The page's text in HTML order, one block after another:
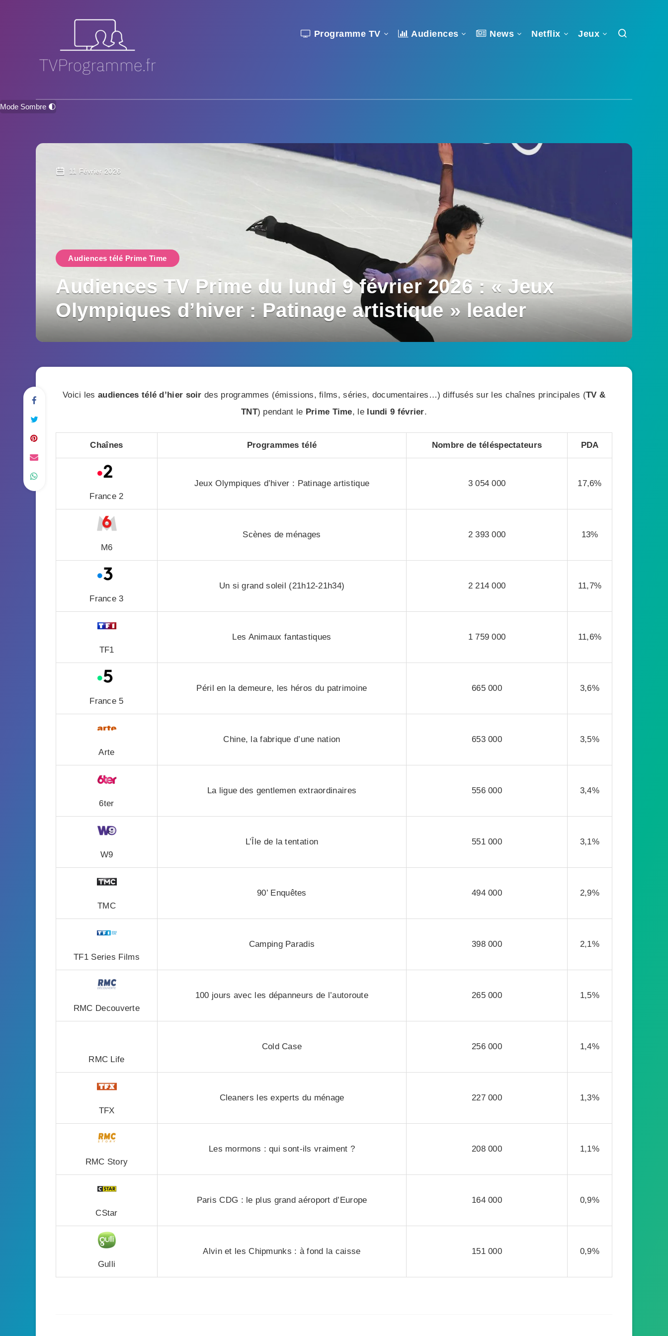
Programme TV Audiences News Netflix Jeux
Mode Sombre 🌓
11 Février 2026
Audiences télé Prime Time
Audiences TV Prime du lundi 9 février 2026 : « Jeux
Olympiques d’hiver : Patinage artistique » leader
Voici les audiences télé d’hier soir des programmes (émissions, films, séries, documentaires…) diffusés sur les chaînes principales (TV &
TNT) pendant le Prime Time, le lundi 9 février.
Chaînes Programmes télé Nombre de téléspectateurs PDA
France 2
Jeux Olympiques d’hiver : Patinage artistique 3 054 000 17,6%
M6
Scènes de ménages 2 393 000 13%
France 3
Un si grand soleil (21h12-21h34) 2 214 000 11,7%
TF1
Les Animaux fantastiques 1 759 000 11,6%
France 5
Péril en la demeure, les héros du patrimoine 665 000 3,6%
Arte
Chine, la fabrique d’une nation 653 000 3,5%
6ter
La ligue des gentlemen extraordinaires 556 000 3,4%
W9
L’Île de la tentation 551 000 3,1%
TMC
90’ Enquêtes 494 000 2,9%
TF1 Series Films
Camping Paradis 398 000 2,1%
RMC Decouverte
100 jours avec les dépanneurs de l’autoroute 265 000 1,5%
RMC Life
Cold Case 256 000 1,4%
TFX
Cleaners les experts du ménage 227 000 1,3%
RMC Story
Les mormons : qui sont-ils vraiment ? 208 000 1,1%
CStar
Paris CDG : le plus grand aéroport d’Europe 164 000 0,9%
Gulli
Alvin et les Chipmunks : à fond la caisse 151 000 0,9%